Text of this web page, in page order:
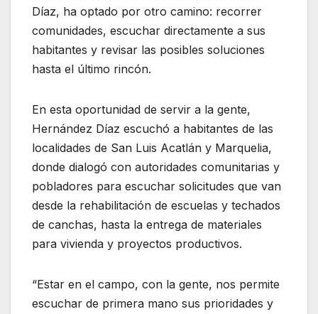
Díaz, ha optado por otro camino: recorrer
comunidades, escuchar directamente a sus
habitantes y revisar las posibles soluciones
hasta el último rincón.
En esta oportunidad de servir a la gente,
Hernández Díaz escuchó a habitantes de las
localidades de San Luis Acatlán y Marquelia,
donde dialogó con autoridades comunitarias y
pobladores para escuchar solicitudes que van
desde la rehabilitación de escuelas y techados
de canchas, hasta la entrega de materiales
para vivienda y proyectos productivos.
“Estar en el campo, con la gente, nos permite
escuchar de primera mano sus prioridades y